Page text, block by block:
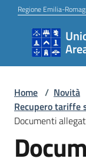
Vai al contenuto
Vai alla navigazione
Vai al footer
Regione Emilia-
Unione
Comuni
Area
Nord
Home / Novità
Recupero tariffe
Documenti